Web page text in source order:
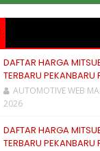
DAFTAR HARGA
TERBARU PEKANBARU
AUTOMOTIVE WEB
2026
DAFTAR HARGA
TERBARU PEKANBARU